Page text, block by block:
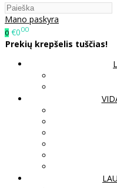
Mano paskyra
0 €000
Prekių krepšelis tuščias!